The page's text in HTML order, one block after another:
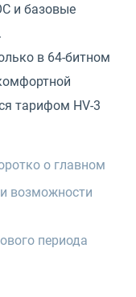
и базовые
в 64-битном
тарифом HV-3
о главном
возможности
периода